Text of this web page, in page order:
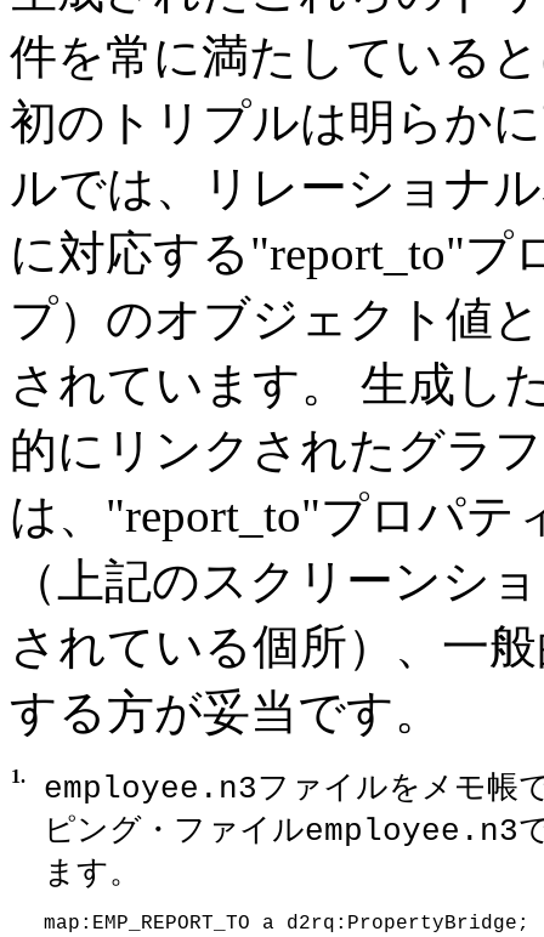
件を常に満たしている
初のトリプルは明らか
ルでは、リレーショナ
に対応する"report_to"
プ）のオブジェクト値
されています。 生成し
的にリンクされたグラ
は、"report_to"プロパ
（上記のスクリーンシ
されている個所）、一
する方が妥当です。
1. employee.n3ファイルをメモ帳
ピング・ファイルemployee.n3
ます。
map:EMP_REPORT_TO a d2rq:PropertyBridge;